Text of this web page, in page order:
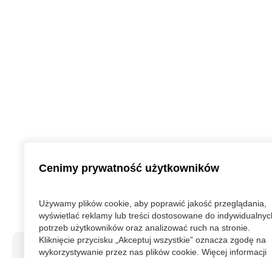
Cenimy prywatność użytkowników
Używamy plików cookie, aby poprawić jakość przeglądania,
wyświetlać reklamy lub treści dostosowane do
potrzeb użytkowników oraz analizować ruch na stronie.
Kliknięcie przycisku „Akceptuj wszystkie” oznacza zgodę na
wykorzystywanie przez nas plików cookie. Więcej informacji